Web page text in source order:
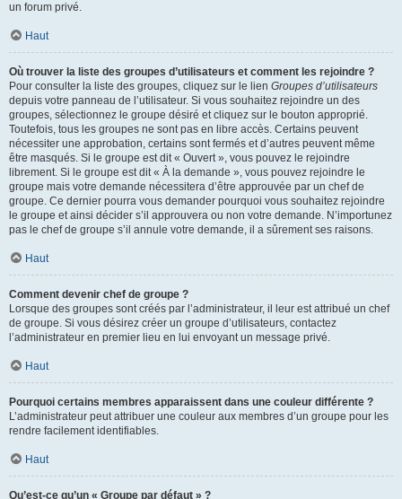
un forum privé.
Haut
Où trouver la liste des groupes d’utilisateurs et comment les rejoindre ?
Pour consulter la liste des groupes, cliquez sur le lien Groupes d’utilisateurs
depuis votre panneau de l’utilisateur. Si vous souhaitez rejoindre un des
groupes, sélectionnez le groupe désiré et cliquez sur le bouton approprié.
Toutefois, tous les groupes ne sont pas en libre accès. Certains peuvent
nécessiter une approbation, certains sont fermés et d’autres peuvent même
être masqués. Si le groupe est dit « Ouvert », vous pouvez le rejoindre
librement. Si le groupe est dit « À la demande », vous pouvez rejoindre le
groupe mais votre demande nécessitera d’être approuvée par un chef de
groupe. Ce dernier pourra vous demander pourquoi vous souhaitez rejoindre
le groupe et ainsi décider s’il approuvera ou non votre demande. N’importunez
pas le chef de groupe s’il annule votre demande, il a sûrement ses raisons.
Haut
Comment devenir chef de groupe ?
Lorsque des groupes sont créés par l’administrateur, il leur est attribué un chef
de groupe. Si vous désirez créer un groupe d’utilisateurs, contactez
l’administrateur en premier lieu en lui envoyant un message privé.
Haut
Pourquoi certains membres apparaissent dans une couleur différente ?
L’administrateur peut attribuer une couleur aux membres d’un groupe pour les
rendre facilement identifiables.
Haut
Qu’est-ce qu’un « Groupe par défaut » ?